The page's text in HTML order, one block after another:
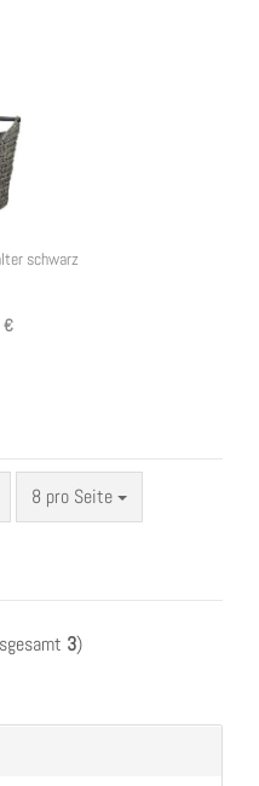
schwarz
€
8 pro Seite
pro Seite
3)